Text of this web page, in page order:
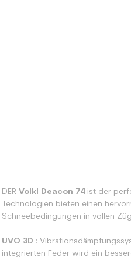
DER Volkl Deacon 74ist der
Technologien bieten einen
Schneebedingungen in vollen
UVO 3D :
integrierten Feder wird ein